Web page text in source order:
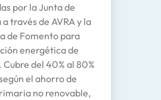
por la Junta de
través de AVRA y la
de Fomento para
energética de
del 40% al 80%
el ahorro de
no renovable,